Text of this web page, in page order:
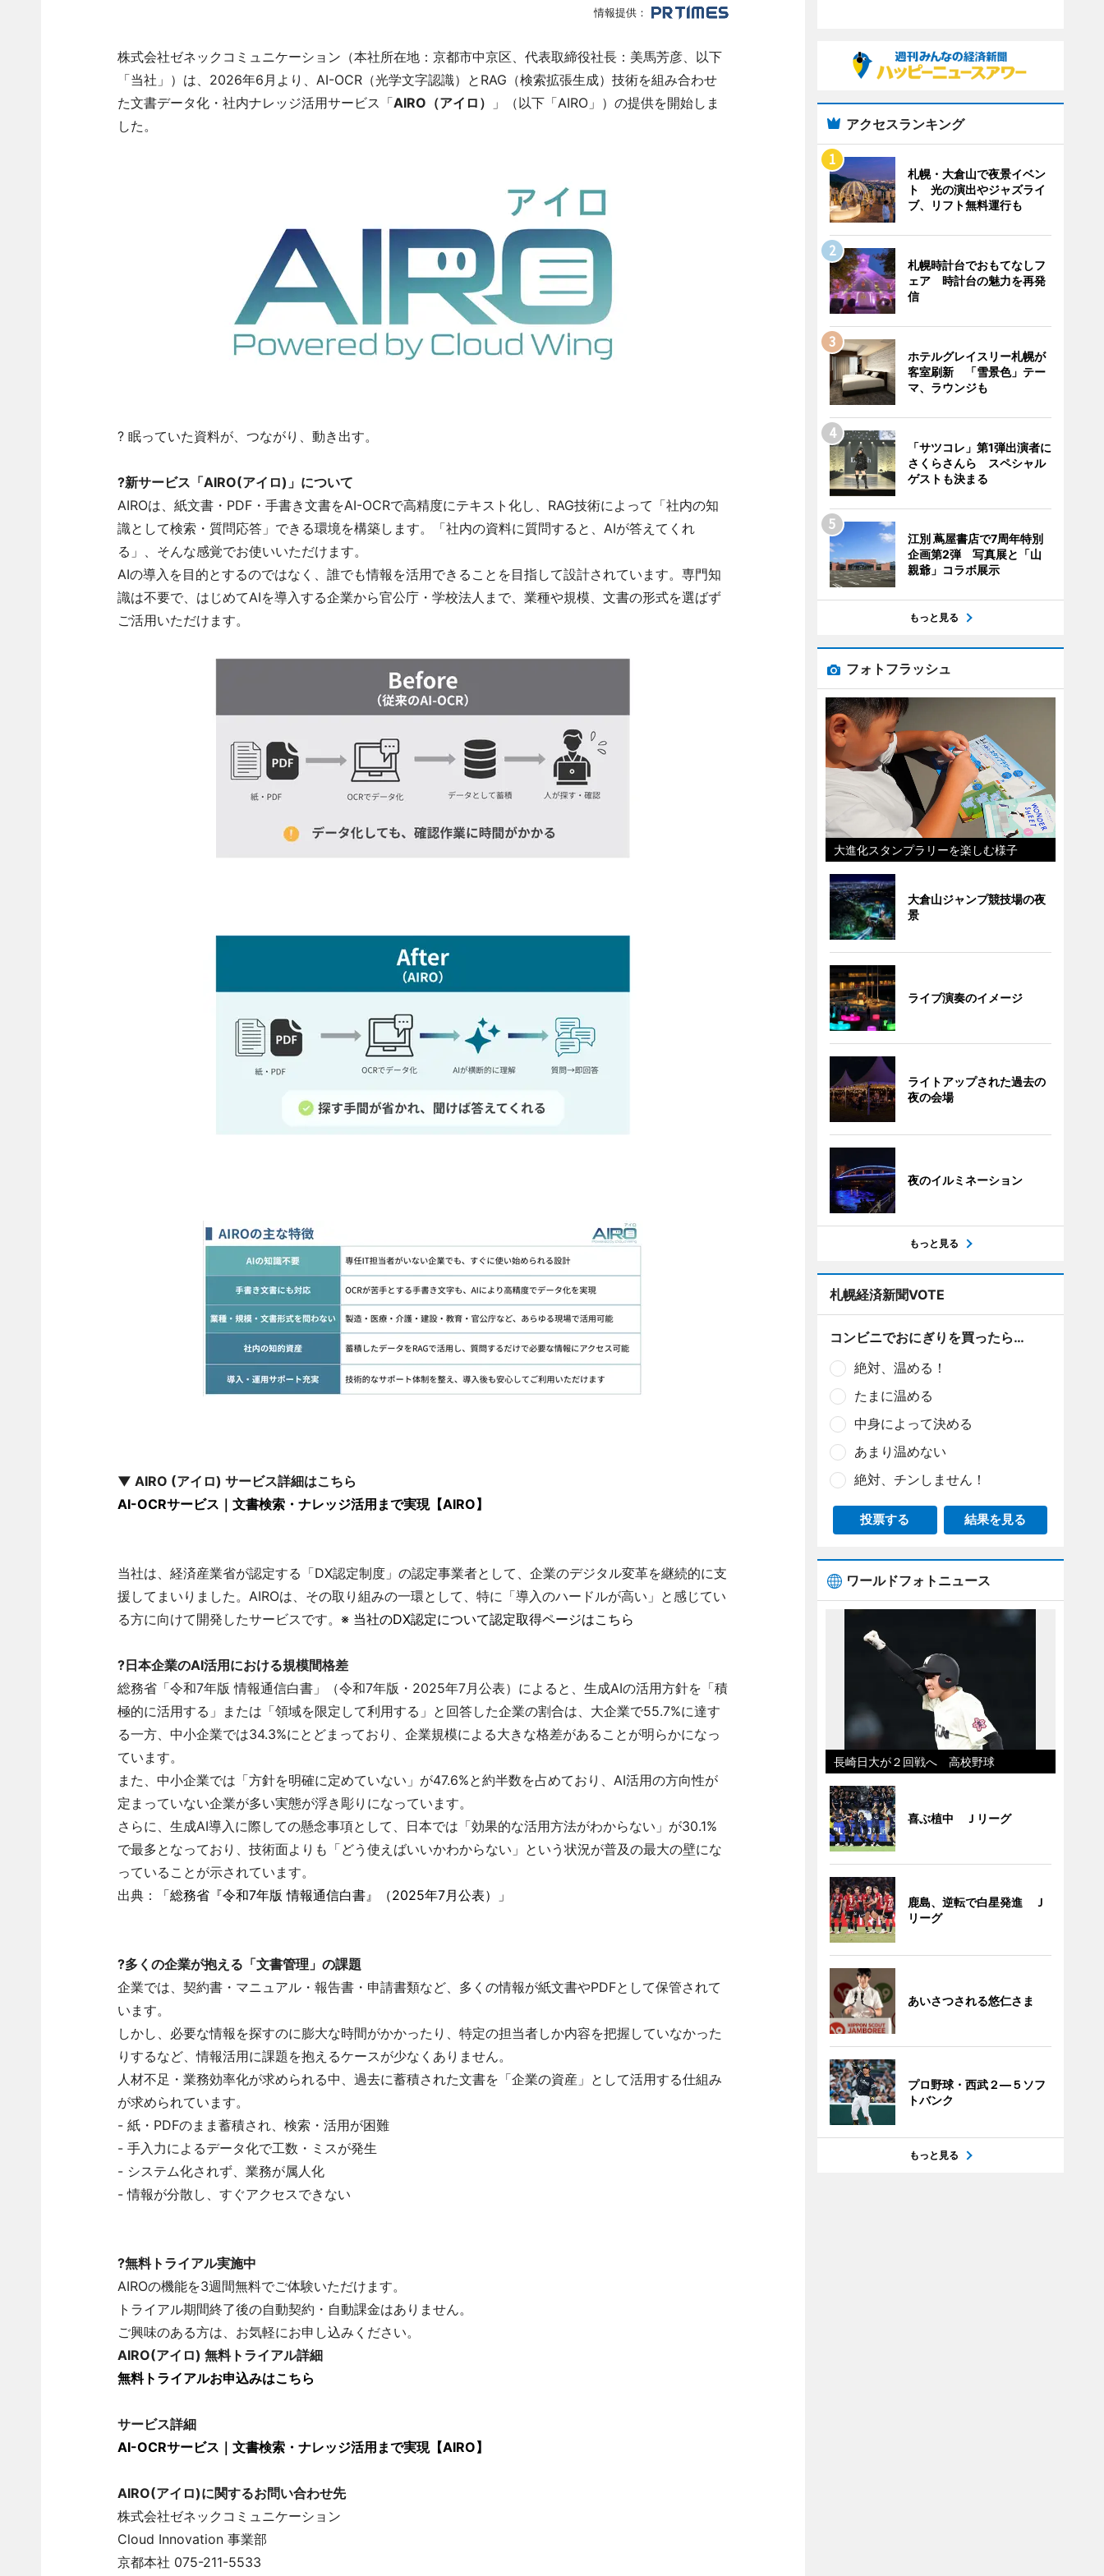
情報提供：
株式会社ゼネックコミュニケーション（本社所在地：京都市中京区、代表取締役社長：美馬芳彦、以下
「当社」）は、2026年6月より、AI-OCR（光学文字認識）とRAG（検索拡張生成）技術を組み合わせ
た文書データ化・社内ナレッジ活用サービス「AIRO（アイロ）
」（以下「AIRO」）の提供を開始しま
した。
? 眠っていた資料が、つながり、動き出す。
?新サービス「AIRO(アイロ)」について
AIROは、紙文書・PDF・手書き文書をAI-OCRで高精度にテキスト化し、RAG技術によって「社内の知
識として検索・質問応答」できる環境を構築します。「社内の資料に質問すると、AIが答えてくれ
る」、そんな感覚でお使いいただけます。
AIの導入を目的とするのではなく、誰でも情報を活用できることを目指して設計されています。専門知
識は不要で、はじめてAIを導入する企業から官公庁・学校法人まで、業種や規模、文書の形式を選ばず
ご活用いただけます。
▼ AIRO (アイロ) サービス詳細はこちら
AI-OCRサービス｜文書検索・ナレッジ活用まで実現【AIRO】
当社は、経済産業省が認定する「DX認定制度」の認定事業者として、企業のデジタル変革を継続的に支
援してまいりました。AIROは、その取り組みの一環として、特に「導入のハードルが高い」と感じてい
る方に向けて開発したサービスです。 ※ 当社のDX認定について認定取得ページはこちら
?日本企業のAI活用における規模間格差
総務省「令和7年版 情報通信白書」（令和7年版・2025年7月公表）によると、生成AIの活用方針を「積
極的に活用する」または「領域を限定して利用する」と回答した企業の割合は、大企業で55.7%に達す
る一方、中小企業では34.3%にとどまっており、企業規模による大きな格差があることが明らかになっ
ています。
また、中小企業では「方針を明確に定めていない」が47.6%と約半数を占めており、AI活用の方向性が
定まっていない企業が多い実態が浮き彫りになっています。
さらに、生成AI導入に際しての懸念事項として、日本では「効果的な活用方法がわからない」が30.1%
で最多となっており、技術面よりも「どう使えばいいかわからない」という状況が普及の最大の壁にな
っていることが示されています。
出典：
「総務省『令和7年版 情報通信白書』（2025年7月公表）」
?多くの企業が抱える「文書管理」の課題
企業では、契約書・マニュアル・報告書・申請書類など、多くの情報が紙文書やPDFとして保管されて
います。
しかし、必要な情報を探すのに膨大な時間がかかったり、特定の担当者しか内容を把握していなかった
りするなど、情報活用に課題を抱えるケースが少なくありません。
人材不足・業務効率化が求められる中、過去に蓄積された文書を「企業の資産」として活用する仕組み
が求められています。
- 紙・PDFのまま蓄積され、検索・活用が困難
- 手入力によるデータ化で工数・ミスが発生
- システム化されず、業務が属人化
- 情報が分散し、すぐアクセスできない
?無料トライアル実施中
AIROの機能を3週間無料でご体験いただけます。
トライアル期間終了後の自動契約・自動課金はありません。
ご興味のある方は、お気軽にお申し込みください。
AIRO(アイロ) 無料トライアル詳細
無料トライアルお申込みはこちら
サービス詳細
AI-OCRサービス｜文書検索・ナレッジ活用まで実現【AIRO】
AIRO(アイロ)に関するお問い合わせ先
株式会社ゼネックコミュニケーション
Cloud Innovation 事業部
京都本社 075-211-5533
アクセスランキング
札幌・大倉山で夜景イベン
ト 光の演出やジャズライ
ブ、リフト無料運行も
札幌時計台でおもてなしフ
ェア 時計台の魅力を再発
信
ホテルグレイスリー札幌が
客室刷新 「雪景色」テー
マ、ラウンジも
「サツコレ」第1弾出演者に
さくらさんら スペシャル
ゲストも決まる
江別 蔦屋書店で7周年特別
企画第2弾 写真展と「山
親爺」コラボ展示
もっと見る
フォトフラッシュ
大進化スタンプラリーを楽しむ様子
大倉山ジャンプ競技場の夜
景
ライブ演奏のイメージ
ライトアップされた過去の
夜の会場
夜のイルミネーション
もっと見る
札幌経済新聞VOTE
コンビニでおにぎりを買ったら…
絶対、温める！
たまに温める
中身によって決める
あまり温めない
絶対、チンしません！
投票する 結果を見る
ワールドフォトニュース
長崎日大が２回戦へ 高校野球
喜ぶ植中 Ｊリーグ
鹿島、逆転で白星発進 Ｊ
リーグ
あいさつされる悠仁さま
プロ野球・西武２―５ソフ
トバンク
もっと見る